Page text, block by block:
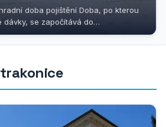
doba pojištění Doba, po kterou
se započítává do
jako...